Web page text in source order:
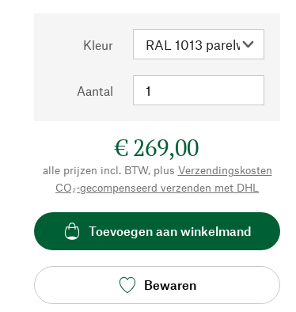
Kleur
Aantal
€ 269,00
alle prijzen incl. BTW, plus Verzendingskosten
CO₂-gecompenseerd verzenden met DHL
Toevoegen aan winkelmand
Bewaren